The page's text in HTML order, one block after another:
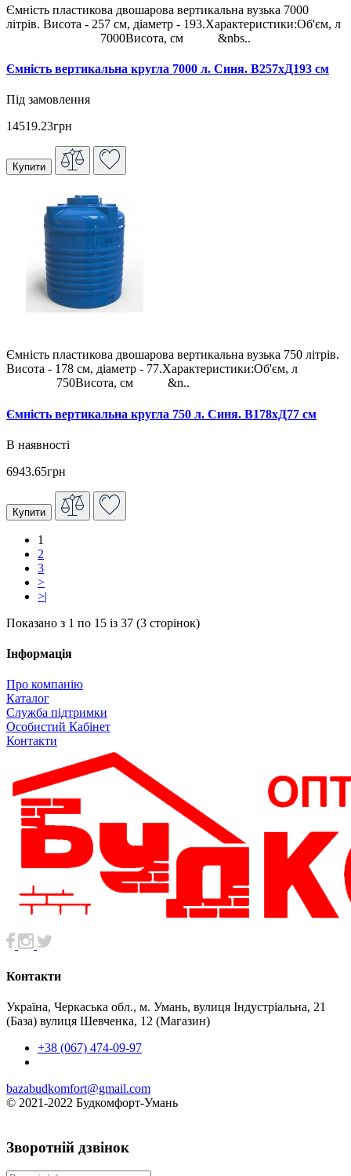
Ємність пластикова двошарова вертикальна вузька 7000
літрів. Висота - 257 см, діаметр - 193.Характеристики:Об'єм, л
7000Висота, см &nbs..
Ємність вертикальна кругла 7000 л. Синя. В257хД193 см
Під замовлення
14519.23грн
Купити
Ємність пластикова двошарова вертикальна вузька 750 літрів.
Висота - 178 см, діаметр - 77.Характеристики:Об'єм, л
750Висота, см &n..
Ємність вертикальна кругла 750 л. Синя. В178хД77 см
В наявності
6943.65грн
Купити
1
2
3
>
>|
Показано з 1 по 15 із 37 (3 сторінок)
Інформація
Про компанію
Каталог
Служба підтримки
Особистий Кабінет
Контакти
Контакти
Україна, Черкаська обл., м. Умань, вулиця Індустріальна, 21
(База) вулиця Шевченка, 12 (Магазин)
+38 (067) 474-09-97
bazabudkomfort@gmail.com
© 2021-2022 Будкомфорт-Умань
Зворотній дзвінок